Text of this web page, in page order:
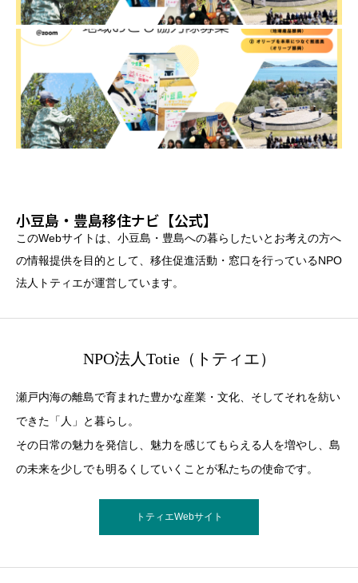
小豆島・豊島移住ナビ【公式】
このWebサイトは、小豆島・豊島への暮らしたいとお考えの方へ
の情報提供を目的として、移住促進活動・窓口を行っているNPO
法人トティエが運営しています。
NPO法人Totie（トティエ）
瀬戸内海の離島で育まれた豊かな産業・文化、そしてそれを紡い
できた「人」と暮らし。
その日常の魅力を発信し、魅力を感じてもらえる人を増やし、島
の未来を少しでも明るくしていくことが私たちの使命です。
トティエWebサイト